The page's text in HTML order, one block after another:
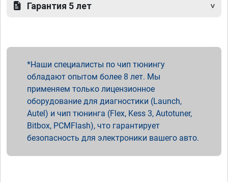
Гарантия 5 лет
Наши специалисты по чип тюнингу
обладают опытом более 8 лет. Мы
применяем только лицензионное
оборудование для диагностики (Launch,
Autel) и чип тюнинга (Flex, Kess 3, Autotuner,
Bitbox, PCMFlash), что гарантирует
безопасность для электроники вашего авто.